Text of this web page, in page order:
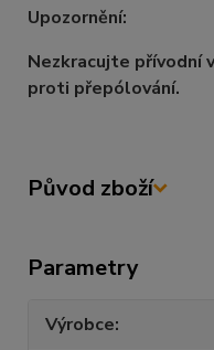
Upozornění:
Nezkracujte přívodní
proti přepólování.
Původ zboží
Parametry
Výrobce